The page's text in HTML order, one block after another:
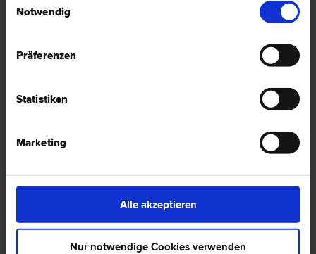
Notwendig
Präferenzen
Statistiken
Marketing
Alle akzeptieren
Nur notwendige Cookies verwenden
Mag. Werner THURNER
Insolvenz­recht | Miet­recht | Liegenschafts- und Immobilien­recht |
8010 Graz
8010 Graz